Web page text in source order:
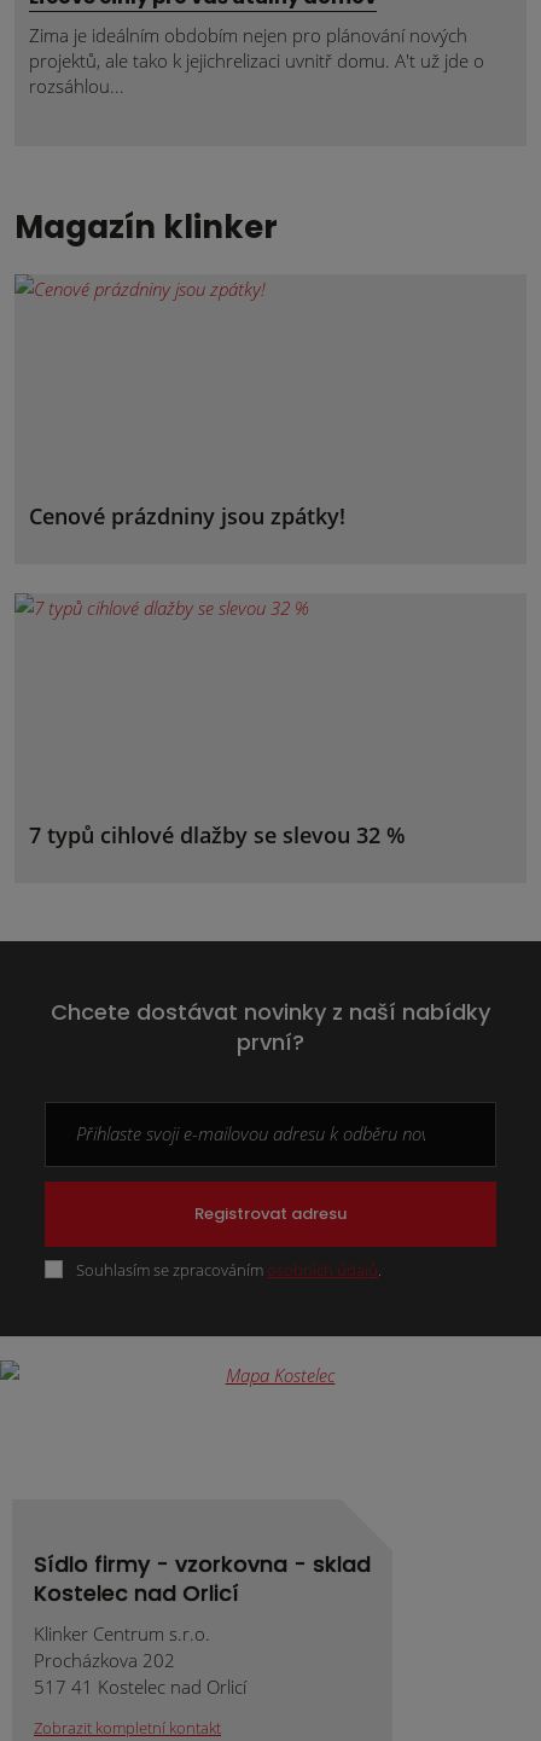
Zima je ideálním obdobím nejen pro plánování nových
projektů, ale tako k jejichrelizaci uvnitř domu. A't už jde o
rozsáhlou...
Magazín klinker
Cenové prázdniny jsou zpátky!
7 typů cihlové dlažby se slevou 32 %
Chcete dostávat novinky z naší nabídky
první?
Registrovat adresu
Souhlasím se zpracováním osobních údajů.
Sídlo firmy - vzorkovna - sklad
Kostelec nad Orlicí
Klinker Centrum s.r.o.
Procházkova 202
517 41 Kostelec nad Orlicí
Zobrazit kompletní kontakt